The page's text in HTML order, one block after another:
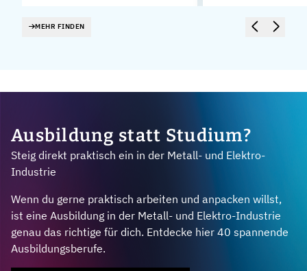
MEHR FINDEN
Ausbildung statt Studium?
Steig direkt praktisch ein in der Metall- und Elektro-
Industrie
Wenn du gerne praktisch arbeiten und anpacken willst,
ist eine Ausbildung in der Metall- und Elektro-Industrie
genau das richtige für dich. Entdecke hier 40 spannende
Ausbildungsberufe.